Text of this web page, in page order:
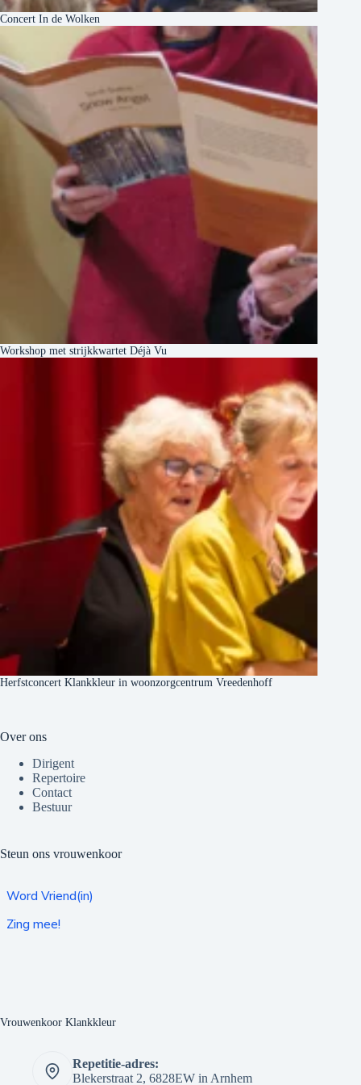
Concert In de Wolken
Workshop met strijkkwartet Déjà Vu
Herfstconcert Klankkleur in woonzorgcentrum Vreedenhoff
Over ons
Dirigent
Repertoire
Contact
Bestuur
Steun ons vrouwenkoor
Word Vriend(in)
Zing mee!
Vrouwenkoor Klankkleur
Repetitie-adres:
Blekerstraat 2, 6828EW in Arnhem